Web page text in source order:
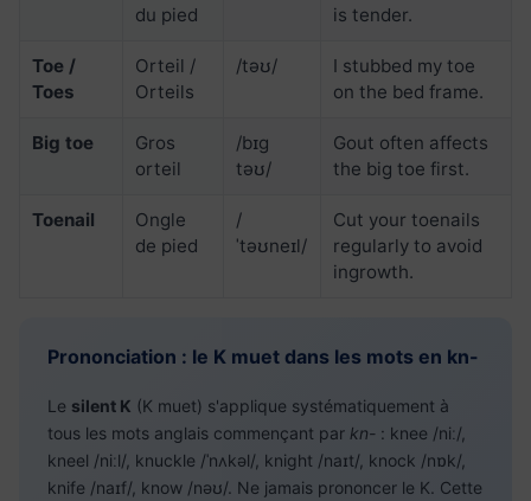
du pied
is tender.
Toe /
Toes
Orteil /
Orteils
/təʊ/
I stubbed my toe
on the bed frame.
Big toe
Gros
orteil
/bɪɡ
təʊ/
Gout often affects
the big toe first.
Toenail
Ongle
de pied
/
ˈtəʊneɪl/
Cut your toenails
regularly to avoid
ingrowth.
Prononciation : le K muet dans les mots en kn-
Le silent K (K muet) s'applique systématiquement à
tous les mots anglais commençant par kn- : knee /niː/,
kneel /niːl/, knuckle /ˈnʌkəl/, knight /naɪt/, knock /nɒk/,
knife /naɪf/, know /nəʊ/. Ne jamais prononcer le K. Cette